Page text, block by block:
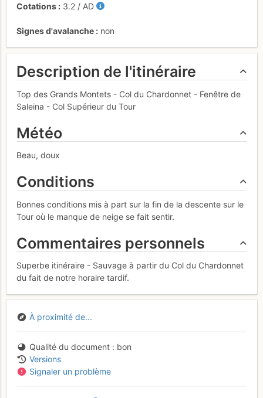
Cotations 3.2 / AD
Signes d'avalanche non
Description de l'itinéraire
Top des Grands Montets - Col du Chardonnet - Fenêtre de
Saleina - Col Supérieur du Tour
Météo
Beau, doux
Conditions
Bonnes conditions mis à part sur la fin de la descente sur le
Tour où le manque de neige se fait sentir.
Commentaires personnels
Superbe itinéraire - Sauvage à partir du Col du Chardonnet
du fait de notre horaire tardif.
À proximité de...
Qualité du document
bon
Versions
Signaler un problème